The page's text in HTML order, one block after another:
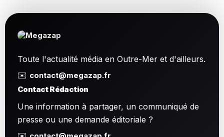
Toute l'actualité média en Outre-Mer et d'ailleurs.
✉️ contact@megazap.fr
Contact Rédaction
Une information à partager, un communiqué de
presse ou une demande éditoriale ?